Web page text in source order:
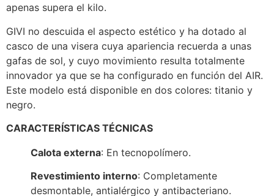
apenas supera el kilo.
GIVI no descuida el aspecto estético y ha dotado al
casco de una visera cuya apariencia recuerda a unas
gafas de sol, y cuyo movimiento resulta totalmente
innovador ya que se ha configurado en función del AIR.
Este modelo está disponible en dos colores: titanio y
negro.
CARACTERÍSTICAS TÉCNICAS
Calota externa: En tecnopolímero.
Revestimiento interno: Completamente
desmontable, antialérgico y antibacteriano.